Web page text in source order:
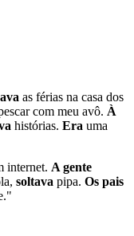
as férias na casa dos
com meu avô. À
histórias. Era uma
internet. A gente
soltava pipa. Os pais